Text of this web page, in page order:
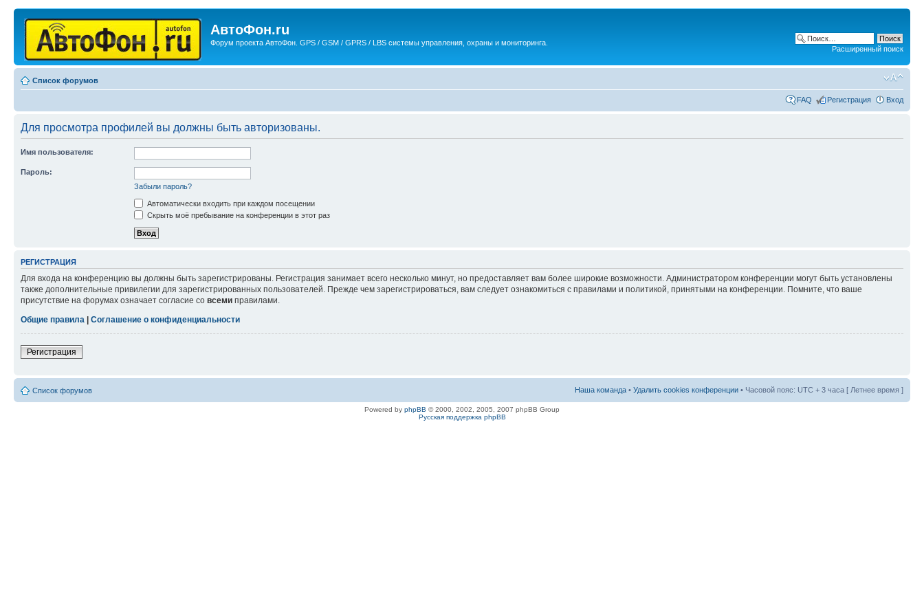
АвтоФон.ru
Форум проекта АвтоФон. GPS / GSM / GPRS / LBS системы управления, охраны и мониторинга.
Расширенный поиск
Список форумов
FAQ Регистрация Вход
Для просмотра профилей вы должны быть авторизованы.
Имя пользователя:
Пароль:
Забыли пароль?
Автоматически входить при каждом посещении
Скрыть моё пребывание на конференции в этот раз
РЕГИСТРАЦИЯ
Для входа на конференцию вы должны быть зарегистрированы. Регистрация занимает всего несколько минут, но предоставляет вам более широкие возможности. Администратором конференции могут быть установлены
также дополнительные привилегии для зарегистрированных пользователей. Прежде чем зарегистрироваться, вам следует ознакомиться с правилами и политикой, принятыми на конференции. Помните, что ваше
присутствие на форумах означает согласие со всеми правилами.
Общие правила | Соглашение о конфиденциальности
Регистрация
Список форумов Наша команда • Удалить cookies конференции • Часовой пояс: UTC + 3 часа [ Летнее время ]
Powered by phpBB © 2000, 2002, 2005, 2007 phpBB Group
Русская поддержка phpBB